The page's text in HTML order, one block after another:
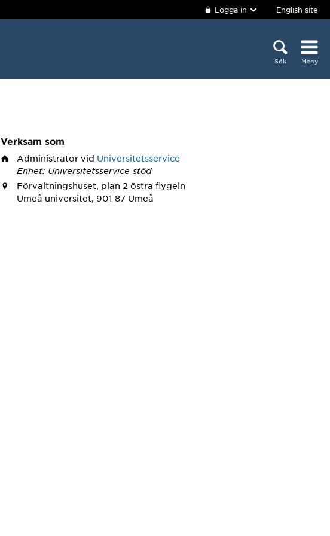
Logga in English site
Sök Meny
Verksam som
Administratör vid Universitetsservice
Enhet: Universitetsservice stöd
Förvaltningshuset, plan 2 östra flygeln
Umeå universitet, 901 87 Umeå